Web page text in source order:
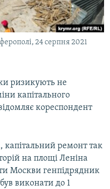
24 серпня 2021
ризикують не
капітального
кореспондент
капітальний ремонт так
на площі Леніна
Москви генпідрядник
виконати до 1